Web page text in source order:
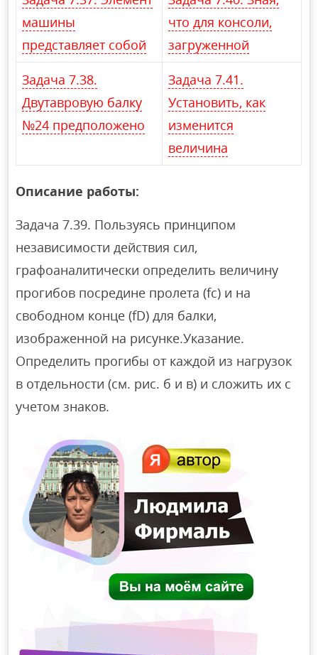
машины
представляет собой
что для консоли,
загруженной
Задача 7.38.
Двутавровую балку
№24 предположено
Задача 7.41.
Установить, как
изменится
величина
Описание работы:
Задача 7.39. Пользуясь принципом
независимости действия сил,
графоаналитически определить величину
прогибов посредине пролета (fc) и на
свободном конце (fD) для балки,
изображенной на рисунке.Указание.
Определить прогибы от каждой из нагрузок
в отдельности (см. рис. б и в) и сложить их с
учетом знаков.